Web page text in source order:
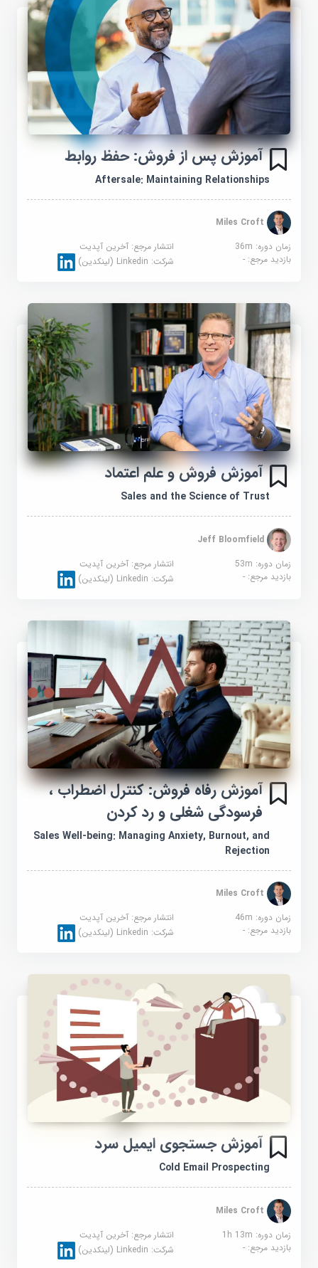
آموزش پس از فروش: حفظ روابط
Aftersale: Maintaining Relationships
Miles Croft
زمان دوره: 36m
انتشار مرجع:آخرین آپدیت
بازدید مرجع:- شرکت:Linkedin (لینکدین)
آموزش فروش و علم اعتماد
Sales and the Science of Trust
Jeff Bloomfield
زمان دوره: 53m
انتشار مرجع:آخرین آپدیت
بازدید مرجع:- شرکت:Linkedin (لینکدین)
آموزش رفاه فروش: کنترل اضطراب ،
فرسودگی شغلی و رد کردن
Sales Well-being: Managing Anxiety, Burnout, and
Rejection
Miles Croft
زمان دوره: 46m
انتشار مرجع:آخرین آپدیت
بازدید مرجع:- شرکت:Linkedin (لینکدین)
آموزش جستجوی ایمیل سرد
Cold Email Prospecting
Miles Croft
زمان دوره: 1h 13m
انتشار مرجع:آخرین آپدیت
بازدید مرجع:- شرکت:Linkedin (لینکدین)